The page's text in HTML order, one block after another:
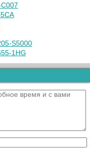
S5000
1HG